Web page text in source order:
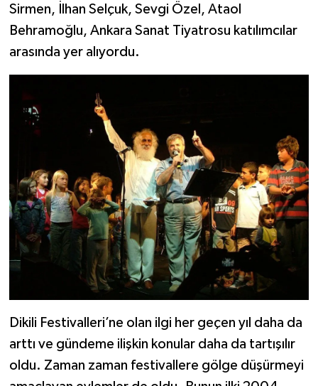
Sirmen, İlhan Selçuk, Sevgi Özel, Ataol
Behramoğlu, Ankara Sanat Tiyatrosu katılımcılar
arasında yer alıyordu.
Dikili Festivalleri’ne olan ilgi her geçen yıl daha da
arttı ve gündeme ilişkin konular daha da tartışılır
oldu. Zaman zaman festivallere gölge düşürmeyi